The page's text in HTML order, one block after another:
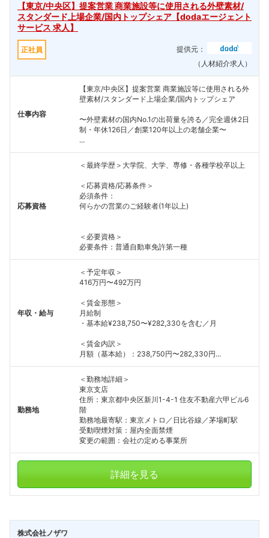
【東京/中央区】提案営業 商業施設等に使用される外壁素材/
スタンダード上場企業/国内トップシェア【dodaエージェント
サービス 求人】
正社員
提供元：
（人材紹介求人）
仕事内容
【東京/中央区】提案営業 商業施設等に使用される外
壁素材/スタンダード上場企業/国内トップシェア
〜外壁素材の国内No.1の出荷量を誇る／完全週休2日
制・年休126日／創業120年以上の老舗企業〜
...
応募資格
＜最終学歴＞大学院、大学、専修・各種学校卒以上
＜応募資格/応募条件＞
必須条件：
何らかの営業のご経験者(1年以上)
＜必要資格＞
必要条件：普通自動車免許第一種
年収・給与
＜予定年収＞
416万円〜492万円
＜賃金形態＞
月給制
・基本給¥238,750〜¥282,330を含む／月
＜賃金内訳＞
月額（基本給）：238,750円〜282,330円...
勤務地
＜勤務地詳細＞
東京支店
住所：東京都中央区新川1-4-1 住友不動産六甲ビル6
階
勤務地最寄駅：東京メトロ／日比谷線／茅場町駅
受動喫煙対策：屋内全面禁煙
変更の範囲：会社の定める事業所
詳細を見る
株式会社ノザワ